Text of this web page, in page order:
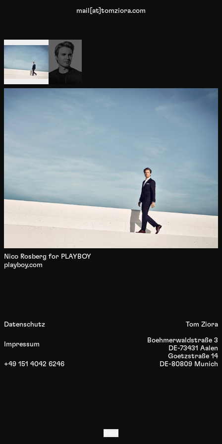
mail[at]tomziora.com
Nico Rosberg for PLAYBOY
playboy.com
Datenschutz
Impressum
‭+49 151 4042 6246‬
Tom Ziora
Boehmerwaldstraße 3
DE-73431 Aalen
Goetzstraße 14
DE-80809 Munich